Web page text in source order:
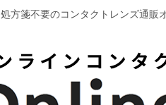
処方箋不要のコンタクトレンズ通販